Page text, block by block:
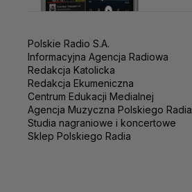
Polskie Radio S.A.
Informacyjna Agencja Radiowa
Redakcja Katolicka
Redakcja Ekumeniczna
Centrum Edukacji Medialnej
Agencja Muzyczna Polskiego Radia
Studia nagraniowe i koncertowe
Sklep Polskiego Radia